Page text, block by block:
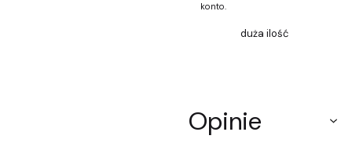
konto.
duża ilość
Opinie